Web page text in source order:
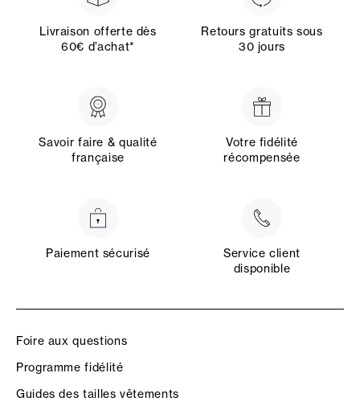
Livraison offerte dès
60€ d’achat*
Retours gratuits sous
30 jours
Savoir faire & qualité
française
Votre fidélité
récompensée
Paiement sécurisé
Service client
disponible
Foire aux questions
Programme fidélité
Guides des tailles vêtements